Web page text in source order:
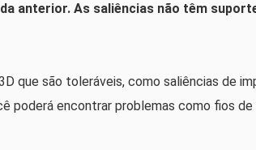
anterior. As saliências não têm
que são toleráveis, como saliências de
poderá encontrar problemas como fios